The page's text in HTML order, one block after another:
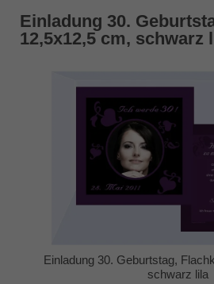
Einladung 30.
12,5x12,5 cm, schwarz
Einladung 30. Geburtstag,
schwarz lila